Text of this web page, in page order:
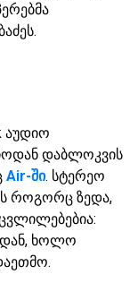
აუდიო
დაბლოკვის
Air-ში. სტერეო
როგორც ზედა,
ხოლო